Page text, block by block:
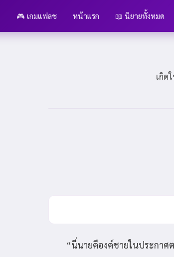
🎮 เกมแฟลช หน้าแรก 📖 นิยายทั้งหมด
เกิด
“นี่นายคืองค์ชายในประกาศ